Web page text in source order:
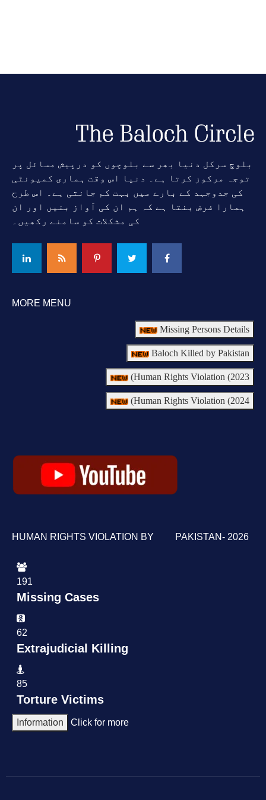
بلوچ سرکل دنیا بھر سے بلوچوں کو درپیش مسائل پر
توجہ مرکوز کرتا ہے۔ دنیا اس وقت ہماری کمیونٹی
کی جدوجہد کے بارے میں بہت کم جانتی ہے۔ اس طرح
ہمارا فرض بنتا ہے کہ ہم ان کی آواز بنیں اور ان
کی مشکلات کو سامنے رکھیں۔
MORE MENU
Missing Persons Details
Baloch Killed by Pakistan
Human Rights Violation (2023)
Human Rights Violation (2024)
HUMAN RIGHTS VIOLATION BY PAKISTAN- 2026
191
Missing Cases
62
Extrajudicial Killing
85
Torture Victims
Click for more
Information